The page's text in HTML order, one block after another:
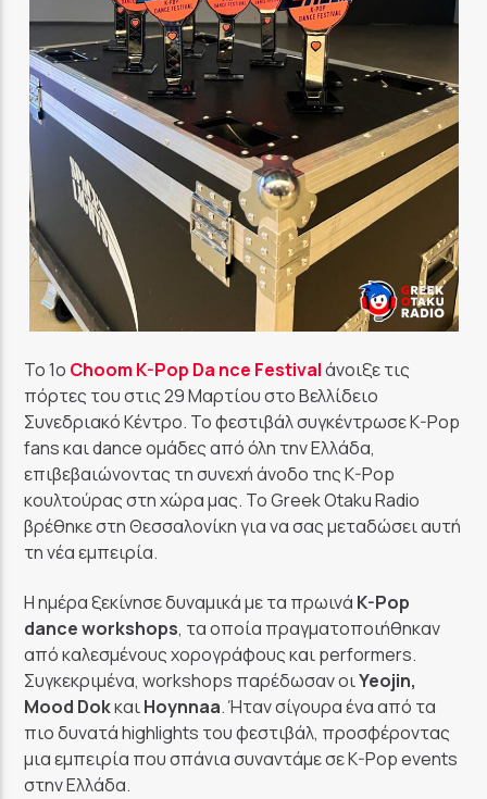
GoRadio
Το 1ο Choom K-Pop Da nce Festivalάνοιξε τις
πόρτες του στις 29 Μαρτίου στο Βελλίδειο
Συνεδριακό Κέντρο. Το φεστιβάλ συγκέντρωσε K-Pop
fans και dance ομάδες από όλη την Ελλάδα,
επιβεβαιώνοντας τη συνεχή άνοδο της K-Pop
κουλτούρας στη χώρα μας. Το Greek Otaku Radio
βρέθηκε στη Θεσσαλονίκη για να σας μεταδώσει αυτή
τη νέα εμπειρία.
Η ημέρα ξεκίνησε δυναμικά με τα πρωινά K-Pop
dance workshops, τα οποία πραγματοποιήθηκαν
από καλεσμένους χορογράφους και performers.
Συγκεκριμένα, workshops παρέδωσαν οιYeojin,
Mood DokκαιHoynnaa. Ήταν σίγουρα ένα από τα
πιο δυνατά highlights του φεστιβάλ, προσφέροντας
μια εμπειρία που σπάνια συναντάμε σε K-Pop events
στην Ελλάδα.